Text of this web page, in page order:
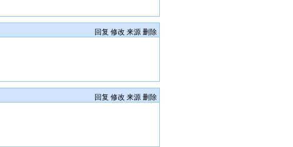
回复 修改 来源 删除
回复 修改 来源 删除